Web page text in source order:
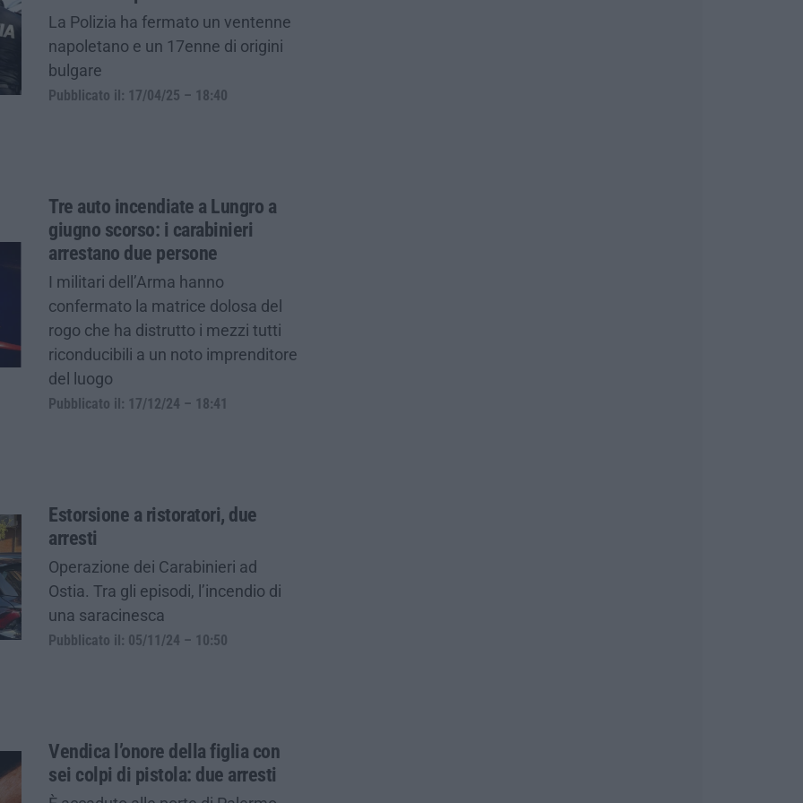
La Polizia ha fermato un ventenne
napoletano e un 17enne di origini
bulgare
Pubblicato il: 17/04/25 – 18:40
Tre auto incendiate a Lungro a
giugno scorso: i carabinieri
arrestano due persone
I militari dell’Arma hanno
confermato la matrice dolosa del
rogo che ha distrutto i mezzi tutti
riconducibili a un noto imprenditore
del luogo
Pubblicato il: 17/12/24 – 18:41
Estorsione a ristoratori, due
arresti
Operazione dei Carabinieri ad
Ostia. Tra gli episodi, l’incendio di
una saracinesca
Pubblicato il: 05/11/24 – 10:50
Vendica l’onore della figlia con
sei colpi di pistola: due arresti